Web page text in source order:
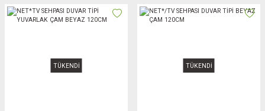
TÜKENDİ TÜKENDİ